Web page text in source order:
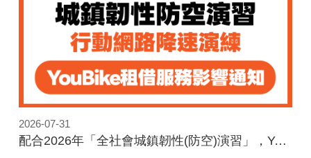
2026-07-31
配合2026年「全社會城鎮韌性(防空)演習」，YouBike租借服務影響通知